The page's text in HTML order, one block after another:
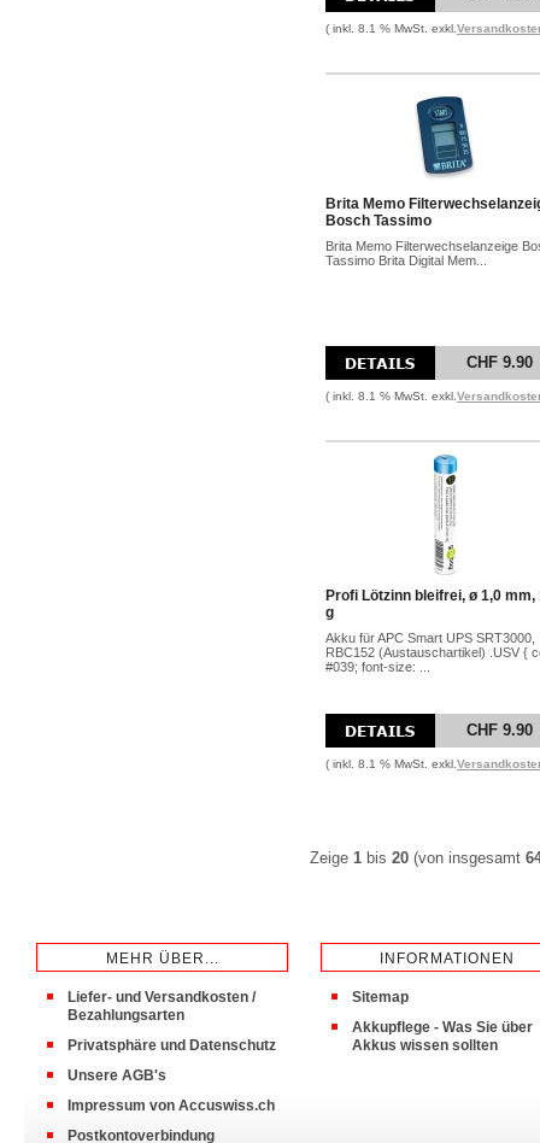
( inkl. 8.1 % MwSt. exkl.
Brita Memo
Bosch Tassimo
Brita Memo Filterwechselanzeige
Tassimo Brita Digital Mem...
CHF 9.90
( inkl. 8.1 % MwSt. exkl.
Profi Lötzinn bleifrei, ø 1,0 mm,
g
Akku für APC Smart UPS SRT3000,
RBC152 (Austauschartikel) .USV {
#039; font-size: ...
CHF 9.90
( inkl. 8.1 % MwSt. exkl.
Zeige 1 bis 20 (von insgesamt
MEHR ÜBER...
Liefer- und Versandkosten /
Bezahlungsarten
Privatsphäre und Datenschutz
Unsere AGB's
Impressum von Accuswiss.ch
Postkontoverbindung
INFORMATIONEN
Sitemap
Akkupflege - Was Sie über
Akkus wissen sollten